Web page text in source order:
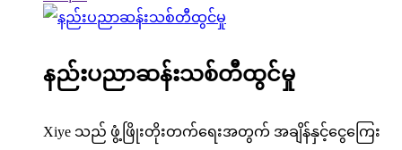
နည်းပညာဆန်းသစ်တီထွင်မှု
Xiye သည် ဖွံ့ဖြိုးတိုးတက်ရေးအတွက် အချိန်နှင့်ငွေကြေး